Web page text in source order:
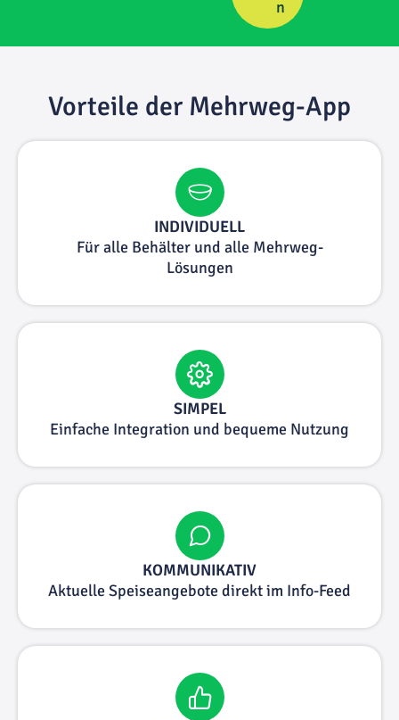
n
Vorteile der Mehrweg-App
INDIVIDUELL
Für alle Behälter und alle Mehrweg-
Lösungen
SIMPEL
Einfache Integration und bequeme Nutzung
KOMMUNIKATIV
Aktuelle Speiseangebote direkt im Info-Feed